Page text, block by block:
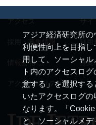
アジア経済研究所
利便性向上を目指
用して、ソーシャ
ト内のアクセスロ
意する」を選択す
いたアクセスログ
なります。「
と、ソーシャルメ
アクセス サイ
採用・募集情報 利用
情報公開 推奨
アクセシビリティ